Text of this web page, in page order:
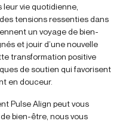
vie quotidienne,
tensions ressenties dans
un voyage de bien-
et jouir d’une nouvelle
transformation positive
de soutien qui favorisent
en douceur.
Pulse Align peut vous
bien-être, nous vous